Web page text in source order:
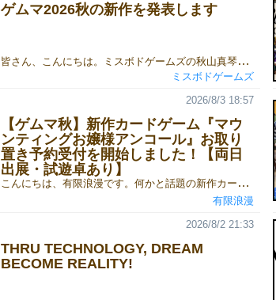
ゲムマ2026秋の新作を発表します
皆さん、こんにちは。ミスボドゲームズの秋山真琴です。ゲームマーケット2026秋まで約2ヶ月となりましたね。今回も早めに準備を進めることができていますので、少し早いですが、新作を発表することにします。■カードゲーム『しりとりんね』プレイ人数：2～7人プレイ時間：15分価格：2,000円（ゲームマーケット特価、通常価格：2,200円）作品紹介ページ：https://gamemarket.jp/game/188737ルールの公開や取り置き予約の受け付けは、8月10日（月）を予定しています！
ミスボドゲームズ
【ゲムマ秋】新作カードゲーム『マウ
ンティングお嬢様アンコール』お取り
置き予約受付を開始しました！【両日
出展・試遊卓あり】
こんにちは、有限浪漫です。何かと話題の新作カードゲーム『マウンティングお嬢様アンコール』ゲームマーケット2026秋でのお取り置き予約を開始しました！ ゲームマーケット会場特別価格：1500円ご予約は下記のリンクからGoogleフォームにてお申し込みください！👇 『マウンティングお嬢様アンコール』のご予約・詳細はこちら！■お取り置き予約フォームhttps://forms.gle/qV7ESTTdu6NaVHZ2A■ルール説明書https://limited-romance.blogspot.com/2026/06/blog-post.html■ルール説明動画https://www.youtube.com/watch?v=kZ61ymZT2zA たった6枚の手札で至高の心理戦！お嬢様同士がマウントを取り合って精神力を削り合うミニストラテジーゲームです！
2026/8/3 18:57
有限浪漫
THRU TECHNOLOGY, DREAM
BECOME REALITY!
2026/8/2 21:33